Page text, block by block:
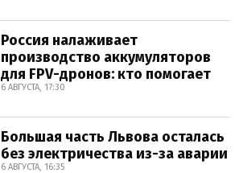
Россия налаживает
производство аккумуляторов
для FPV-дронов: кто помогает
6 АВГУСТА, 17:30
Большая часть Львова осталась
без электричества из-за аварии
6 АВГУСТА, 16:35